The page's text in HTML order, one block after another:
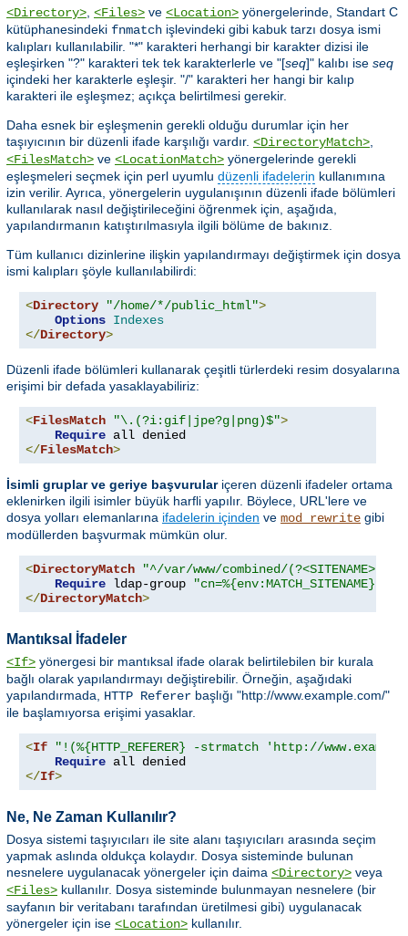
<Directory> <Files> ve <Location> yönergelerinde, Standart C
kütüphanesindeki fnmatch işlevindeki gibi kabuk tarzı dosya ismi
kalıpları kullanılabilir. "*" karakteri herhangi bir karakter dizisi ile
eşleşirken "?" karakteri tek tek karakterlerle ve "[seq]" kalıbı ise seq
içindeki her karakterle eşleşir. "/" karakteri her hangi bir kalıp
karakteri ile eşleşmez; açıkça belirtilmesi gerekir.
Daha esnek bir eşleşmenin gerekli olduğu durumlar için her
taşıyıcının bir düzenli ifade karşılığı vardır. <DirectoryMatch>
<FilesMatch> ve <LocationMatch> yönergelerinde gerekli
eşleşmeleri seçmek için perl uyumlu düzenli ifadelerin kullanımına
izin verilir. Ayrıca, yönergelerin uygulanışının düzenli ifade bölümleri
kullanılarak nasıl değiştirileceğini öğrenmek için, aşağıda,
yapılandırmanın katıştırılmasıyla ilgili bölüme de bakınız.
Tüm kullanıcı dizinlerine ilişkin yapılandırmayı değiştirmek için dosya
ismi kalıpları şöyle kullanılabilirdi:
<Directory "/home/*/public_html">
Options Indexes
</Directory>
Düzenli ifade bölümleri kullanarak çeşitli türlerdeki resim dosyalarına
erişimi bir defada yasaklayabiliriz:
<FilesMatch "\.(?i:gif|jpe?g|png)$">
Require
</FilesMatch>
İsimli gruplar ve geriye başvurulariçeren düzenli ifadeler ortama
eklenirken ilgili isimler büyük harfli yapılır. Böylece, URL'lere ve
dosya yolları elemanlarına ifadelerin içinden ve mod_rewrite gibi
modüllerden başvurmak mümkün olur.
<DirectoryMatch
"^/var/www/combined/(?<SITENAME>[^/
Require ldap-group
</DirectoryMatch>
Mantıksal İfadeler
<If> yönergesi bir mantıksal ifade olarak belirtilebilen bir kurala
bağlı olarak yapılandırmayı değiştirebilir. Örneğin, aşağıdaki
yapılandırmada, HTTP Referer başlığı "http://www.example.com/"
ile başlamıyorsa erişimi yasaklar.
<If
"!(%{HTTP_REFERER} -strmatch 'http://
Require
</If>
Ne, Ne Zaman Kullanılır?
Dosya sistemi taşıyıcıları ile site alanı taşıyıcıları arasında seçim
yapmak aslında oldukça kolaydır. Dosya sisteminde bulunan
nesnelere uygulanacak yönergeler için daima <Directory> veya
<Files> kullanılır. Dosya sisteminde bulunmayan nesnelere (bir
sayfanın bir veritabanı tarafından üretilmesi gibi) uygulanacak
yönergeler için ise <Location> kullanılır.